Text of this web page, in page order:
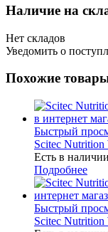
Наличие на
Нет складов
Уведомить о
Похожие
Быстрый
Scitec Nutrition
Есть в наличии
Подробнее
Быстрый
Scitec Nutrition